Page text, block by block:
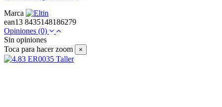
Marca
ean13 8435148186279
Opiniones (0)
Sin opiniones
Toca para hacer zoom
×